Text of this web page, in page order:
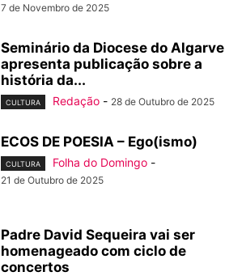
7 de Novembro de 2025
Seminário da Diocese do Algarve
apresenta publicação sobre a
história da...
CULTURA Redação - 28 de Outubro de 2025
ECOS DE POESIA – Ego(ismo)
CULTURA Folha do Domingo -
21 de Outubro de 2025
Padre David Sequeira vai ser
homenageado com ciclo de
concertos